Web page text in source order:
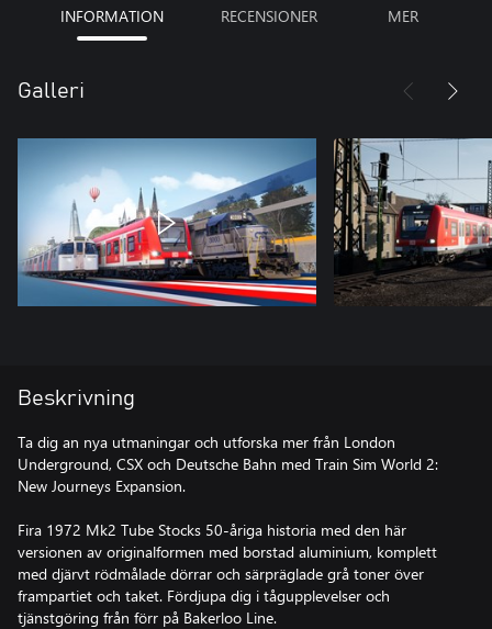
INFORMATION RECENSIONER MER
Galleri
Beskrivning
Ta dig an nya utmaningar och utforska mer från London
Underground, CSX och Deutsche Bahn med Train Sim World 2:
New Journeys Expansion.
Fira 1972 Mk2 Tube Stocks 50-åriga historia med den här
versionen av originalformen med borstad aluminium, komplett
med djärvt rödmålade dörrar och särpräglade grå toner över
frampartiet och taket. Fördjupa dig i tågupplevelser och
tjänstgöring från förr på Bakerloo Line.